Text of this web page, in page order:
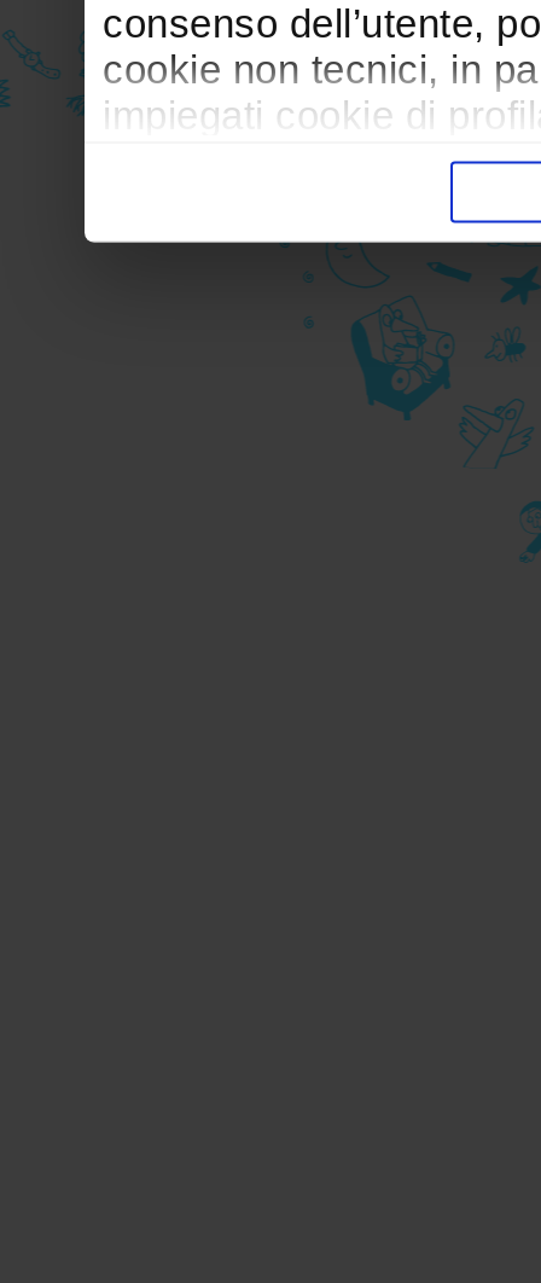
consenso dell’utente,
cookie non tecnici, in
impiegati cookie di
trasferimento verso
durante la navigazione.
Per maggiori dettagli
durante la
privacy sui cookie, ti
informativa cookie
Chiudendo il banner
senza alcuna
cookie tecnici.